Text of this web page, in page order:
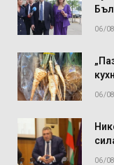
06/
06/
06/